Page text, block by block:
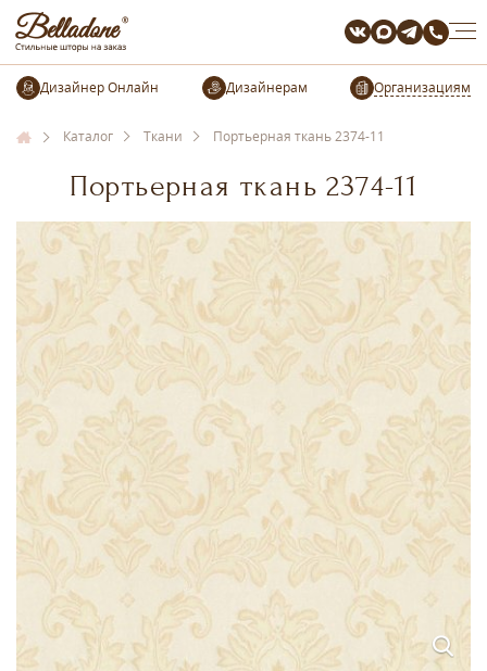
Организациям
Каталог Ткани Портьерная ткань 2374-11
Портьерная ткань 2374-11